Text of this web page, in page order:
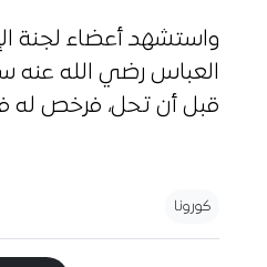
واستشهد أعضاء لجنة
العباس رضي الله
قبل أن تحل، فرخص له
كورونا